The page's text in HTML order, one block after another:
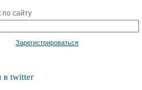
по сайту
Зарегистрироваться
в twitter